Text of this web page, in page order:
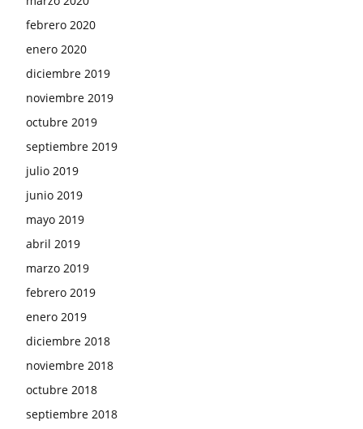
febrero 2020
enero 2020
diciembre 2019
noviembre 2019
octubre 2019
septiembre 2019
julio 2019
junio 2019
mayo 2019
abril 2019
marzo 2019
febrero 2019
enero 2019
diciembre 2018
noviembre 2018
octubre 2018
septiembre 2018